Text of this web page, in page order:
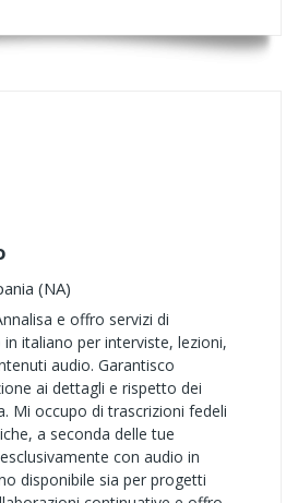
(NA)
e offro servizi di
italiano per interviste, lezioni,
audio. Garantisco
ai dettagli e rispetto dei
Mi occupo di trascrizioni fedeli
a seconda delle tue
con audio in
disponibile sia per progetti